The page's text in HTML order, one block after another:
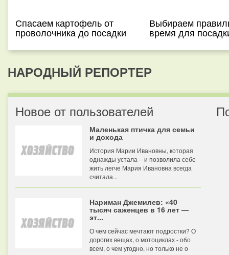
Спасаем картофель от
проволочника до посадки
Выбираем
время для
НАРОДНЫЙ РЕПОРТЕР
Новое от пользователей
Маленькая птичка для семьи
и дохода
История Марии Ивановны, которая
однажды устала – и позволила себе
жить легче Мария Ивановна всегда
считала...
Нариман Джемилев: «40
тысяч саженцев в 16 лет —
эт...
О чем сейчас мечтают подростки? О
дорогих вещах, о мотоциклах - обо
всем, о чем угодно, но только не о